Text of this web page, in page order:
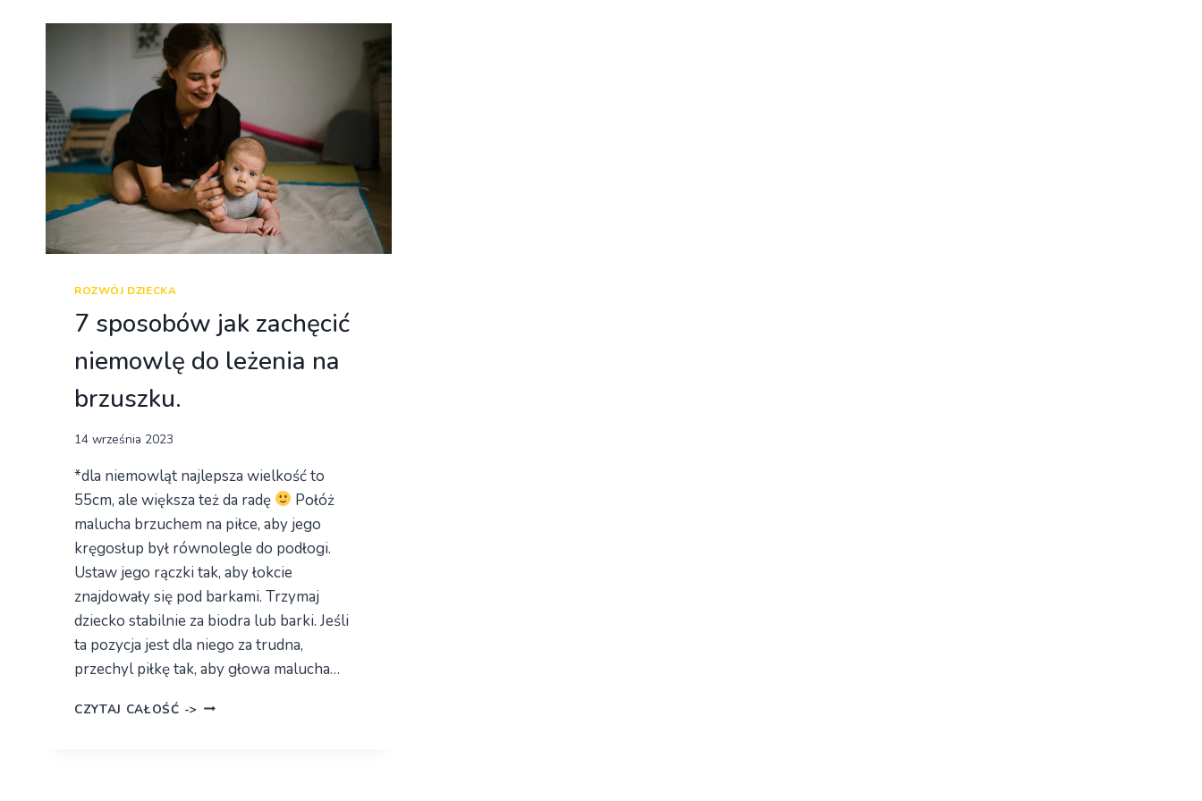
ROZWÓJ DZIECKA
7 sposobów jak zachęcić
niemowlę do leżenia na
brzuszku.
Przez
14 września 2023
*dla niemowląt najlepsza wielkość to
55cm, ale większa też da radę
Połóż
malucha brzuchem na piłce, aby jego
kręgosłup był równolegle do podłogi.
Ustaw jego rączki tak, aby łokcie
znajdowały się pod barkami. Trzymaj
dziecko stabilnie za biodra lub barki. Jeśli
ta pozycja jest dla niego za trudna,
przechyl piłkę tak, aby głowa malucha…
CZYTAJ CAŁOŚĆ -> 7